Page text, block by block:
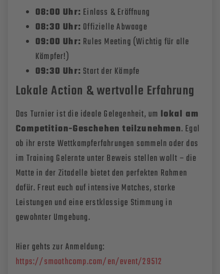
08:00 Uhr: Einlass & Eröffnung
08:30 Uhr: Offizielle Abwaage
09:00 Uhr: Rules Meeting (Wichtig für alle
Kämpfer!)
09:30 Uhr: Start der Kämpfe
Lokale Action & wertvolle Erfahrung
Das Turnier ist die ideale Gelegenheit, um lokal am
Competition-Geschehen teilzunehmen. Egal
ob ihr erste Wettkampferfahrungen sammeln oder das
im Training Gelernte unter Beweis stellen wollt – die
Matte in der Zitadelle bietet den perfekten Rahmen
dafür. Freut euch auf intensive Matches, starke
Leistungen und eine erstklassige Stimmung in
gewohnter Umgebung.
Hier gehts zur Anmeldung:
https://smoothcomp.com/en/event/29512